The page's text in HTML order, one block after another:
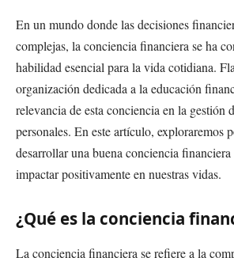
En un mundo donde las decisiones
complejas, la conciencia financiera se ha
habilidad esencial para la vida cotidiana.
organización dedicada a la educación
relevancia de esta conciencia en la gestión
personales. En este artículo, exploraremos
desarrollar una buena conciencia
impactar positivamente en nuestras vidas.
¿Qué es la conciencia
La conciencia financiera se refiere a la